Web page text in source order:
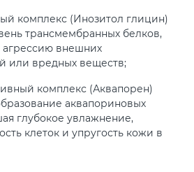
комплекс (Инозитол глицин)
трансмембранных белков,
внешних
или вредных веществ;
комплекс (Аквапорен)
аквапориновых
глубокое увлажнение,
клеток и упругость кожи в